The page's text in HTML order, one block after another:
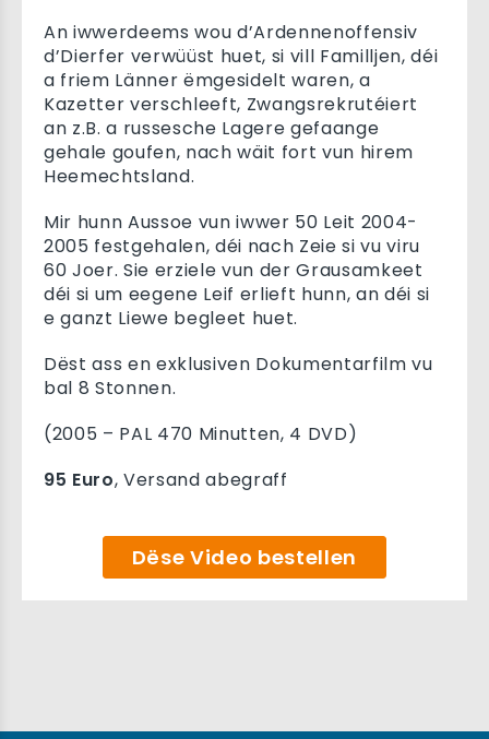
An iwwerdeems wou d’Ardennenoffensiv
d’Dierfer verwüüst huet, si vill Familljen, déi
a friem Länner ëmgesidelt waren, a
Kazetter verschleeft, Zwangsrekrutéiert
an z.B. a russesche Lagere gefaange
gehale goufen, nach wäit fort vun hirem
Heemechtsland.
Mir hunn Aussoe vun iwwer 50 Leit 2004-
2005 festgehalen, déi nach Zeie si vu viru
60 Joer. Sie erziele vun der Grausamkeet
déi si um eegene Leif erlieft hunn, an déi si
e ganzt Liewe begleet huet.
Dëst ass en exklusiven Dokumentarfilm vu
bal 8 Stonnen.
(2005 – PAL 470 Minutten, 4 DVD)
95 Euro, Versand abegraff
Dëse Video bestellen